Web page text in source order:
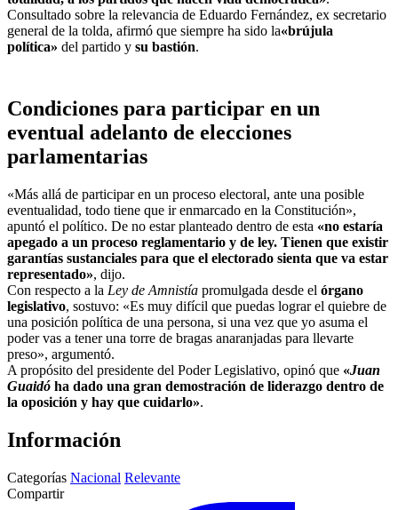
Consultado sobre la relevancia de Eduardo Fernández, ex secretario
general de la tolda, afirmó que siempre ha sido la«brújula
política» del partido y su bastión.
Condiciones para participar en un
eventual adelanto de elecciones
parlamentarias
«Más allá de participar en un proceso electoral, ante una posible
eventualidad, todo tiene que ir enmarcado en la Constitución»,
apuntó el político. De no estar planteado dentro de esta «no estaría
apegado a un proceso reglamentario y de ley. Tienen que existir
garantías sustanciales para que el electorado sienta que va estar
representado», dijo.
Con respecto a la Ley de Amnistía promulgada desde el órgano
legislativo, sostuvo: «Es muy difícil que puedas lograr el quiebre de
una posición política de una persona, si una vez que yo asuma el
poder vas a tener una torre de bragas anaranjadas para llevarte
preso», argumentó.
A propósito del presidente del Poder Legislativo, opinó que «Juan
Guaidó ha dado una gran demostración de liderazgo dentro de
la oposición y hay que cuidarlo».
Información
Categorías Nacional Relevante
Compartir